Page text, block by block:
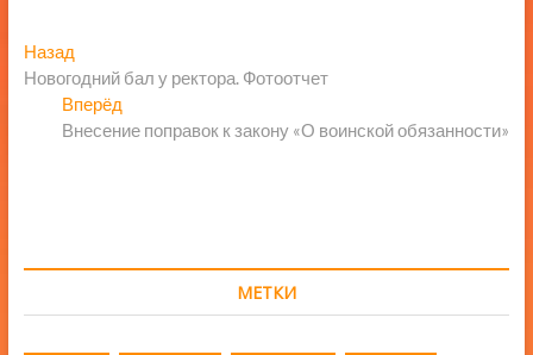
Навигация
по
записям
НазадПредыдущая
запись:
Новогодний бал у ректора. Фотоотчет
Вперёд
запись:
Внесение поправок к закону «О воинской обязанности»
МЕТКИ